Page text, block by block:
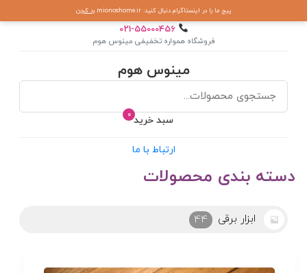
پیج ما را در اینستاگرام دنبال کنید: mionoshome.ir رد کردن
021-55000456
فروشگاه همواره تخفیفی مینوس هوم
مینوس هوم
0 سبد خرید
ارتباط با ما
دسته بندی محصولات
ابزار برقی 44